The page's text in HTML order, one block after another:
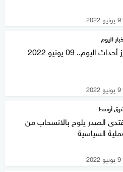
9 يونيو 2022
اليوم
اليوم.. 09 يونيو 2022
9 يونيو 2022
أوسط
الصدر يلوح بالانسحاب من
السياسية
9 يونيو 2022